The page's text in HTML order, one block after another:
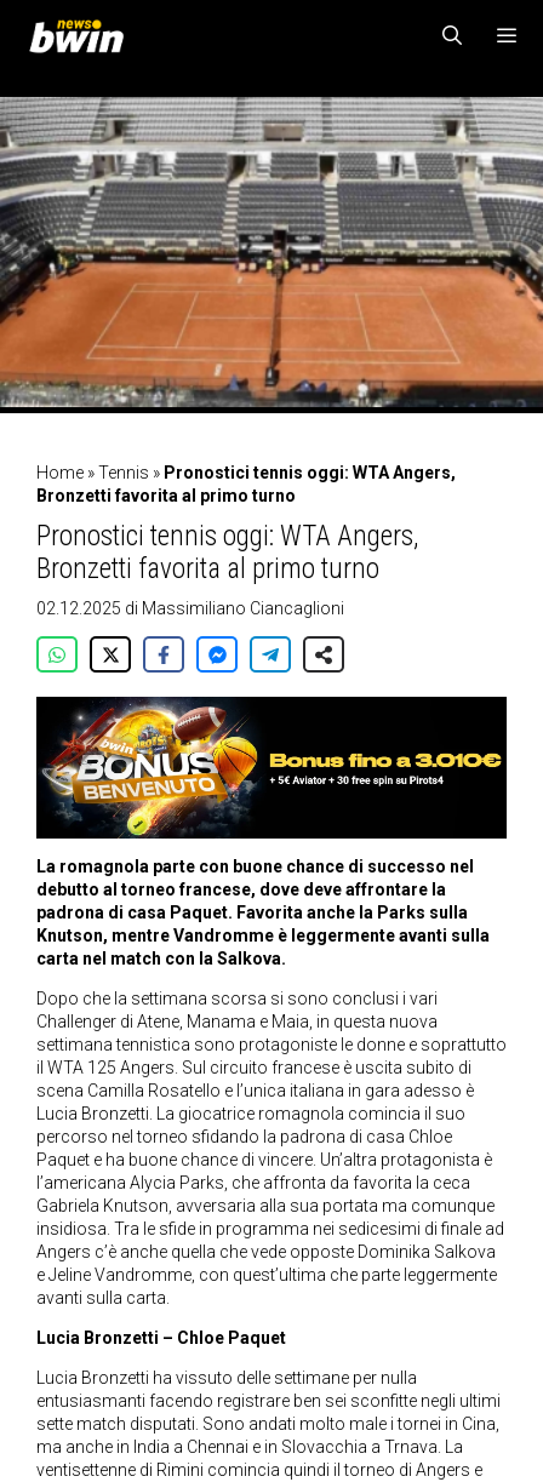
contenuto
MENU
Home »Tennis » Pronostici tennis oggi: WTA Angers,
Bronzetti favorita al primo turno
Pronostici tennis oggi: WTA Angers,
Bronzetti favorita al primo turno
02.12.2025 di Massimiliano Ciancaglioni
La romagnola parte con buone chance di successo nel
debutto al torneo francese, dove deve affrontare la
padrona di casa Paquet. Favorita anche la Parks sulla
Knutson, mentre Vandromme è leggermente avanti sulla
carta nel match con la Salkova.
Dopo che la settimana scorsa si sono conclusi i vari
Challenger di Atene, Manama e Maia, in questa nuova
settimana tennistica sono protagoniste le donne e soprattutto
il WTA 125 Angers. Sul circuito francese è uscita subito di
scena Camilla Rosatello e l’unica italiana in gara adesso è
Lucia Bronzetti. La giocatrice romagnola comincia il suo
percorso nel torneo sfidando la padrona di casa Chloe
Paquet e ha buone chance di vincere. Un’altra protagonista è
l’americana Alycia Parks, che affronta da favorita la ceca
Gabriela Knutson, avversaria alla sua portata ma comunque
insidiosa. Tra le sfide in programma nei sedicesimi di finale ad
Angers c’è anche quella che vede opposte Dominika Salkova
e Jeline Vandromme, con quest’ultima che parte leggermente
avanti sulla carta.
Lucia Bronzetti – Chloe Paquet
Lucia Bronzetti ha vissuto delle settimane per nulla
entusiasmanti facendo registrare ben sei sconfitte negli ultimi
sette match disputati. Sono andati molto male i tornei in Cina,
ma anche in India a Chennai e in Slovacchia a Trnava. La
ventisettenne di Rimini comincia quindi il torneo di Angers e